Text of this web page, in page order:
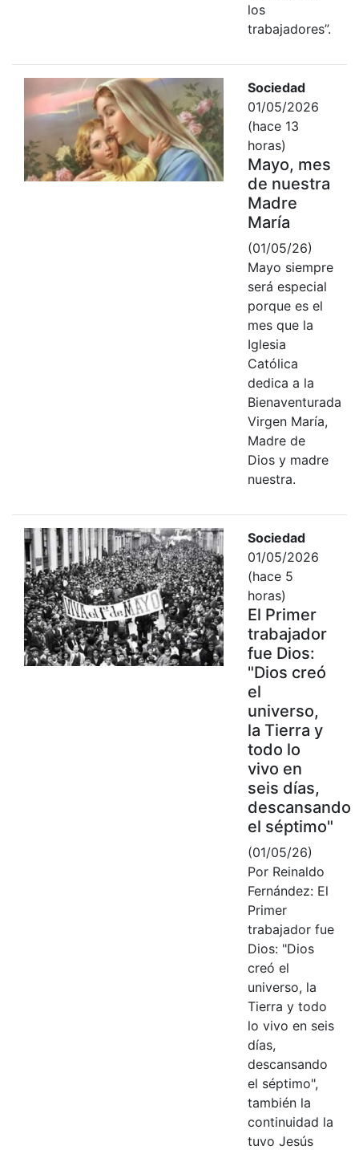
los
trabajadores”.
Sociedad
01/05/2026
(hace 13
horas)
Mayo, mes
de nuestra
Madre
María
(01/05/26)
Mayo siempre
será especial
porque es el
mes que la
Iglesia
Católica
dedica a la
Bienaventurada
Virgen María,
Madre de
Dios y madre
nuestra.
Sociedad
01/05/2026
(hace 5
horas)
El Primer
trabajador
fue Dios:
"Dios creó
el
universo,
la Tierra y
todo lo
vivo en
seis días,
descansando
el séptimo"
(01/05/26)
Por Reinaldo
Fernández: El
Primer
trabajador fue
Dios: "Dios
creó el
universo, la
Tierra y todo
lo vivo en seis
días,
descansando
el séptimo",
también la
continuidad la
tuvo Jesús